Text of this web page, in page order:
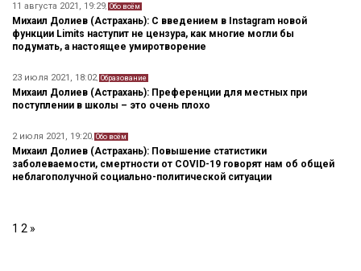
11 августа 2021, 19:29, Обо всём
Михаил Долиев (Астрахань): С введением в Instagram новой
функции Limits наступит не цензура, как многие могли бы
подумать, а настоящее умиротворение
23 июля 2021, 18:02, Образование
Михаил Долиев (Астрахань): Преференции для местных при
поступлении в школы – это очень плохо
2 июля 2021, 19:20, Обо всём
Михаил Долиев (Астрахань): Повышение статистики
заболеваемости, смертности от COVID-19 говорят нам об общей
неблагополучной социально-политической ситуации
Пагинация
1 2 »